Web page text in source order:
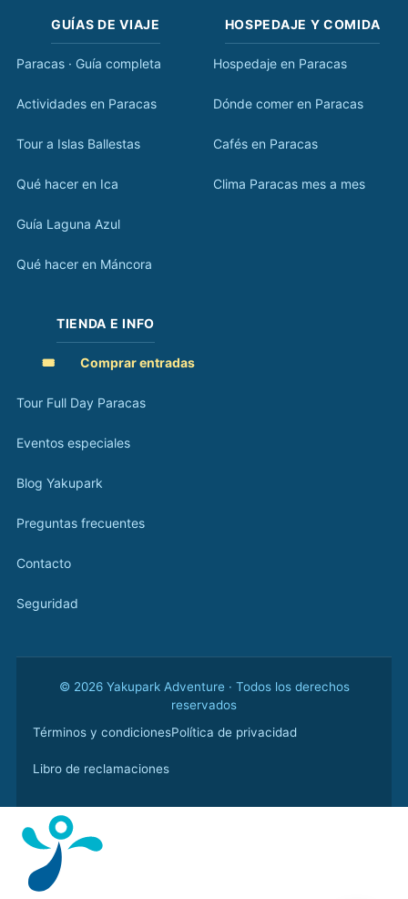
GUÍAS DE VIAJE
Paracas · Guía completa
Actividades en Paracas
Tour a Islas Ballestas
Qué hacer en Ica
Guía Laguna Azul
Qué hacer en Máncora
HOSPEDAJE Y COMIDA
Hospedaje en Paracas
Dónde comer en Paracas
Cafés en Paracas
Clima Paracas mes a mes
TIENDA E INFO
🎟️ Comprar entradas
Tour Full Day Paracas
Eventos especiales
Blog Yakupark
Preguntas frecuentes
Contacto
Seguridad
© 2026 Yakupark Adventure · Todos los derechos
reservados
Términos y condicionesPolítica de privacidad
Libro de reclamaciones